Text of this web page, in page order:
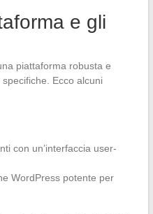
e gli
piattaforma robusta e
Ecco alcuni
con un’interfaccia user-
WordPress potente per